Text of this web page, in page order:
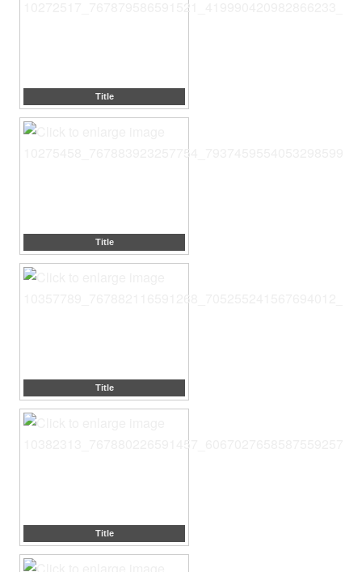
Title
Title
Title
Title